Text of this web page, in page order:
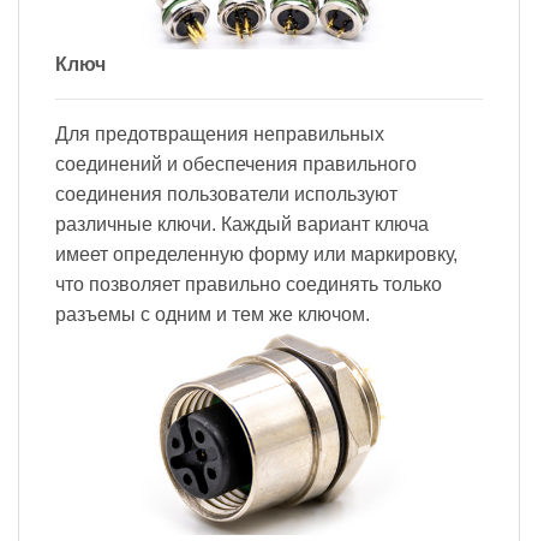
Ключ
Для предотвращения неправильных
соединений и обеспечения правильного
соединения пользователи используют
различные ключи. Каждый вариант ключа
имеет определенную форму или маркировку,
что позволяет правильно соединять только
разъемы с одним и тем же ключом.